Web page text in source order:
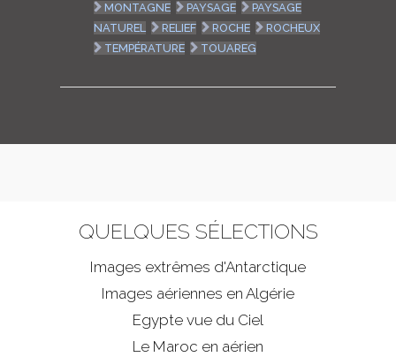
MONTAGNE
PAYSAGE
PAYSAGE
NATUREL
RELIEF ROCHE
ROCHEUX
TEMPÉRATURE
TOUAREG
QUELQUES SÉLECTIONS
Images extrêmes d'Antarctique
Images aériennes en Algérie
Egypte vue du Ciel
Le Maroc en aérien